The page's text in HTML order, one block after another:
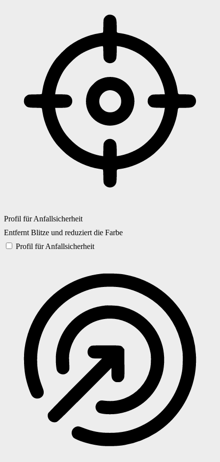
Profil für Anfallsicherheit
Entfernt Blitze und reduziert die Farbe
Profil für Anfallsicherheit